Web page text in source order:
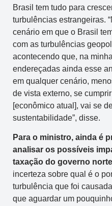
Brasil tem tudo para
turbulências estrangeiras.
cenário em que o Brasil
com as turbulências
acontecendo que, na
endereçadas ainda esse
em qualquer cenário,
de vista externo, se
[econômico atual], vai se
sustentabilidade”, disse.
Para o ministro, ainda é
analisar os possíveis
taxação do governo
incerteza sobre qual é o
turbulência que foi
que aguardar um